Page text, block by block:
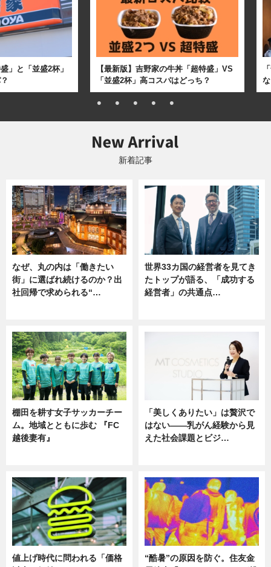
」と「並盛2杯」
【最新版】吉野家の牛丼「超特盛」VS
「並盛2杯」高コスパはどっち？
新着記事
なぜ、丸の内は「働きたい
街」に選ばれ続けるのか？出
社回帰で求められる“…
世界33カ国の経営者を見てき
たトップが語る、「成功する
経営者」の共通点…
棚田を耕す女子サッカーチー
ム。地域とともに歩む 『FC
越後妻有』
「美しくありたい」は贅沢で
はない――乳がん経験から見
えた社会課題とビジ…
値上げ時代に問われる「価格
“酷暑”の原因を防ぐ。住友金